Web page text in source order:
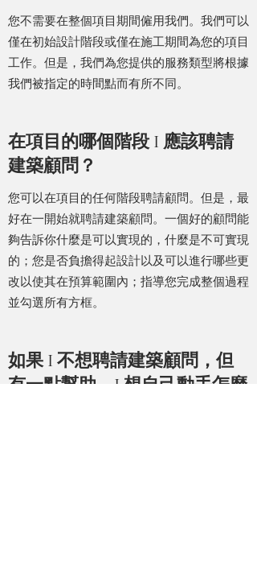
您不需要在整個項目期間僱用我們。我們可以
僅在初始設計階段或僅在施工期間為您的項目
工作。但是，我們為您提供的服務類型將根據
我們被指定的時間點而有所不同。
在項目的哪個階段 I 應該聘請
建築顧問？
您可以在項目的任何階段聘請顧問。但是，最
好在一開始就聘請建築顧問。一個好的顧問能
夠告訴你什麼是可以實現的，什麼是不可實現
的；您是否負擔得起設計以及可以進行哪些更
改以使其在預算範圍內；指導您完成整個過程
並勾選所有方框。
如果 I 不想聘請建築顧問，但
有一點幫助，I 想自己動手怎麼